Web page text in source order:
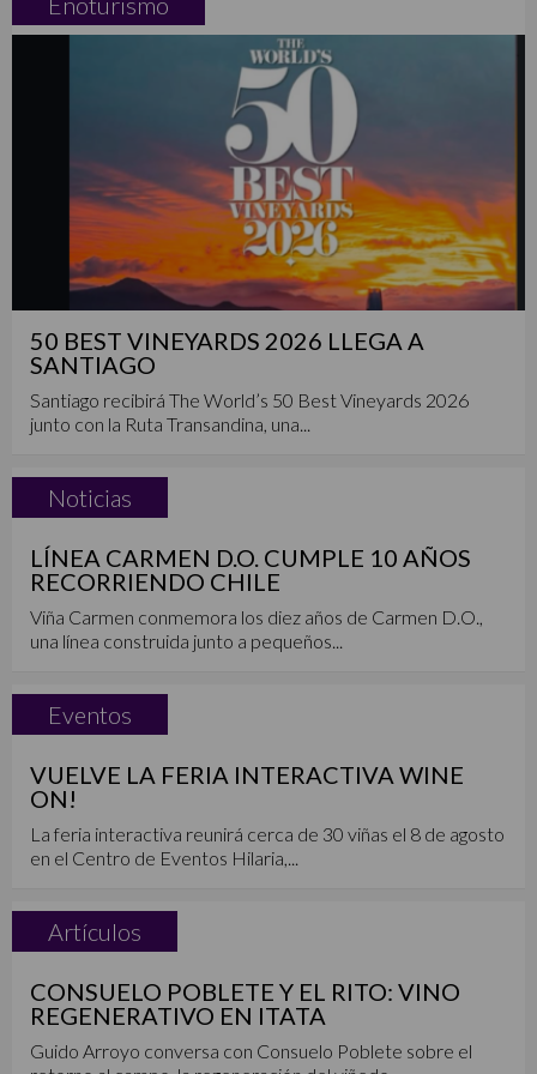
50 BEST VINEYARDS 2026 LLEGA A
SANTIAGO
Santiago recibirá The World’s 50 Best Vineyards 2026
junto con la Ruta Transandina, una...
Noticias
LÍNEA CARMEN D.O. CUMPLE 10 AÑOS
RECORRIENDO CHILE
Viña Carmen conmemora los diez años de Carmen D.O.,
una línea construida junto a pequeños...
Eventos
VUELVE LA FERIA INTERACTIVA WINE
ON!
La feria interactiva reunirá cerca de 30 viñas el 8 de agosto
en el Centro de Eventos Hilaria,...
Artículos
CONSUELO POBLETE Y EL RITO: VINO
REGENERATIVO EN ITATA
Guido Arroyo conversa con Consuelo Poblete sobre el